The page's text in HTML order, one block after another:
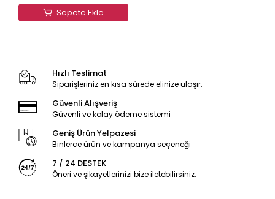
Sepete Ekle
Hızlı Teslimat
Siparişleriniz en kısa sürede elinize ulaşır.
Güvenli Alışveriş
Güvenli ve kolay ödeme sistemi
Geniş Ürün Yelpazesi
Binlerce ürün ve kampanya seçeneği
7 / 24 DESTEK
Öneri ve şikayetlerinizi bize iletebilirsiniz.